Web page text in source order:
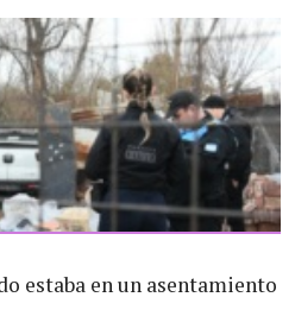
estaba en un asentamiento